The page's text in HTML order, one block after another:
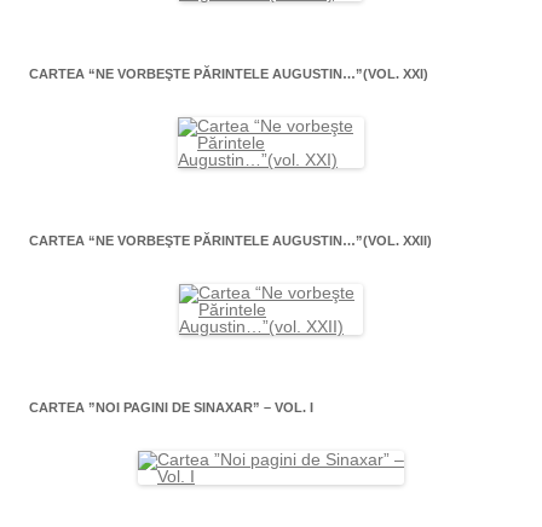
CARTEA “NE VORBEŞTE PĂRINTELE AUGUSTIN…”(VOL. XXI)
CARTEA “NE VORBEŞTE PĂRINTELE AUGUSTIN…”(VOL. XXII)
CARTEA ”NOI PAGINI DE SINAXAR” – VOL. I